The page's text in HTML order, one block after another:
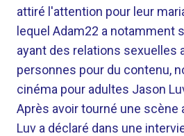
attiré l'attention pour leur
lequel Adam22 a notamment
ayant des relations sexuelles
personnes pour du contenu,
cinéma pour adultes Jason
Après avoir tourné une scène
Luv a déclaré dans une